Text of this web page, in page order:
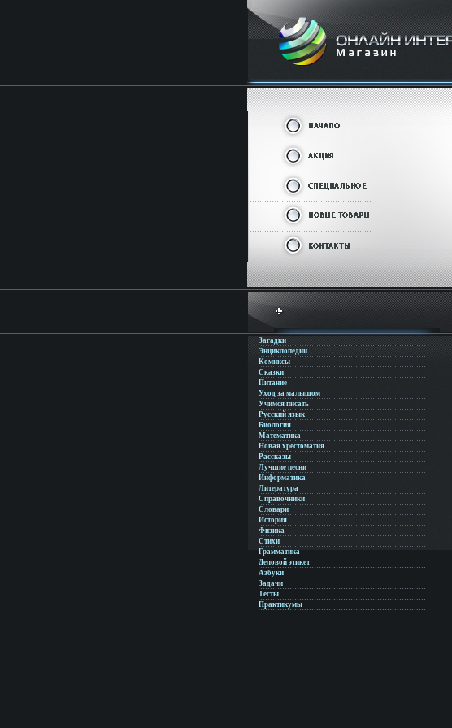
Загадки
Энциклопедии
Комиксы
Сказки
Питание
Уход за малышом
Учимся писать
Русский язык
Биология
Математика
Новая хрестоматия
Рассказы
Лучшие песни
Информатика
Литература
Справочники
Словари
История
Физика
Стихи
Грамматика
Деловой этикет
Азбуки
Задачи
Тесты
Практикумы